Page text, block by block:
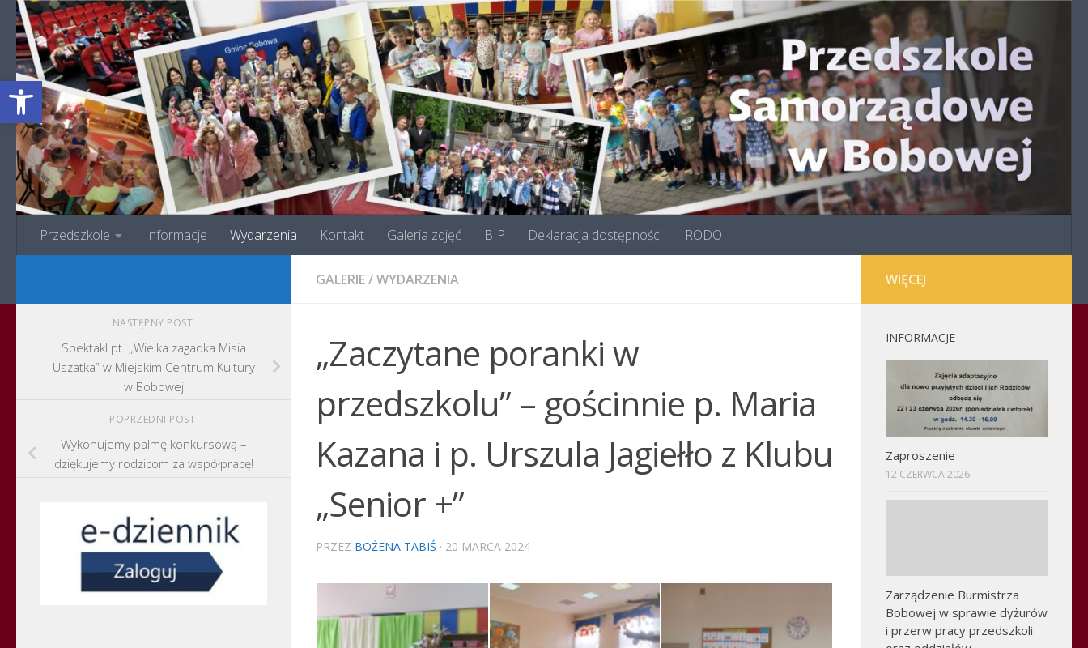
Otwórz pasek narzędzi
Przejdź do treści
Przedszkole Informacje Wydarzenia Kontakt Galeria zdjęć BIP Deklaracja dostępności RODO
GALERIE/WYDARZENIA
„Zaczytane poranki w
przedszkolu” – gościnnie p. Maria
Kazana i p. Urszula Jagiełło z Klubu
„Senior +”
PRZEZ BOŻENA TABIŚ · 20 MARCA 2024
NASTĘPNY POST
Spektakl pt. „Wielka zagadka Misia
Uszatka” w Miejskim Centrum Kultury
w Bobowej
POPRZEDNI POST
Wykonujemy palmę konkursową –
dziękujemy rodzicom za współpracę!
WIĘCEJ
INFORMACJE
Zaproszenie
12 CZERWCA 2026
Zarządzenie Burmistrza
Bobowej w sprawie dyżurów
i przerw pracy przedszkoli